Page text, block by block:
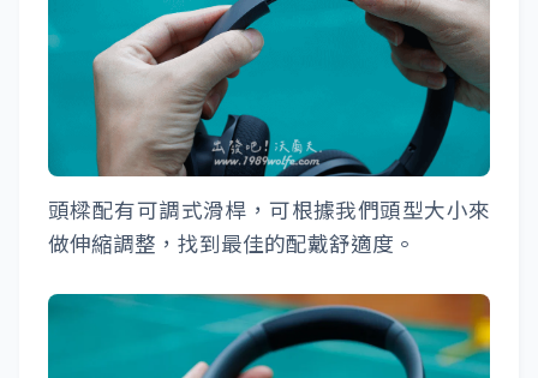
頭樑配有可調式滑桿，可根據我們頭型大小來
做伸縮調整，找到最佳的配戴舒適度。